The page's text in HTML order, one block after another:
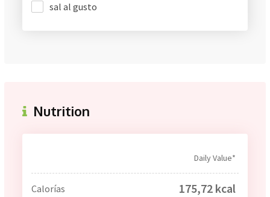
sal al gusto
Nutrition
Daily Value*
Calorías 175,72 kcal